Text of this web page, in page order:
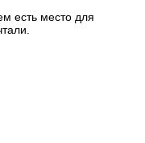
есть место для